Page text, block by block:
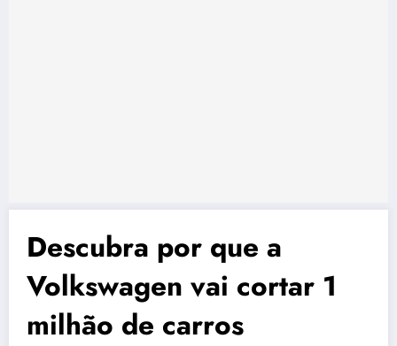
Descubra por que a
Volkswagen vai cortar 1
milhão de carros